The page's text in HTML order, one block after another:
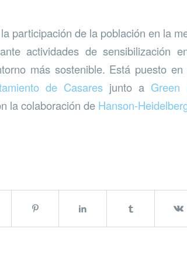
participación de la población en la
actividades de sensibilización
más sostenible. Está puesto
de Casaresjunto a Green
la colaboración de Hanson-